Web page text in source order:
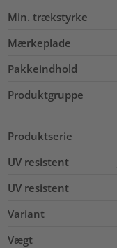
Min. trækstyrke
Mærkeplade
Pakkeindhold
Produktgruppe
Produktserie
UV resistent
UV resistent
Variant
Vægt